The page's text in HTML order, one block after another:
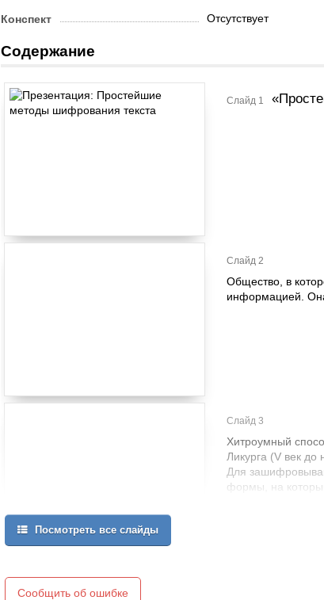
Конспект Отсутствует
Содержание
Слайд 1
Слайд 2
Общество, в
информацией. Она
Слайд 3
Хитроумный
Ликурга (V век до
Для
формы, на
Посмотреть все слайды
Сообщить об ошибке